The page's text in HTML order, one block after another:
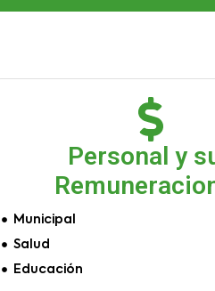
Personal y
Municipal
Salud
Educación